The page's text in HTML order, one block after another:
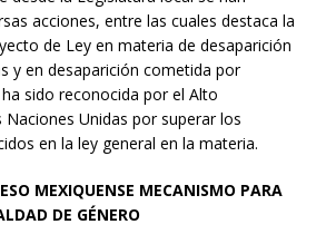
acciones, entre las cuales destaca la
de Ley en materia de desaparición
y en desaparición cometida por
sido reconocida por el Alto
Unidas por superar los
en la ley general en la materia.
MEXIQUENSE MECANISMO PARA
DE GÉNERO